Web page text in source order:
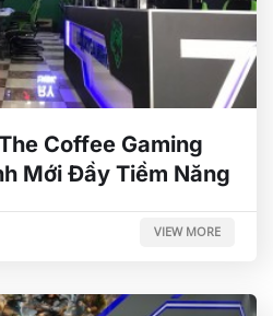
Coffee Gaming
Mới Đầy Tiềm Năng
VIEW MORE